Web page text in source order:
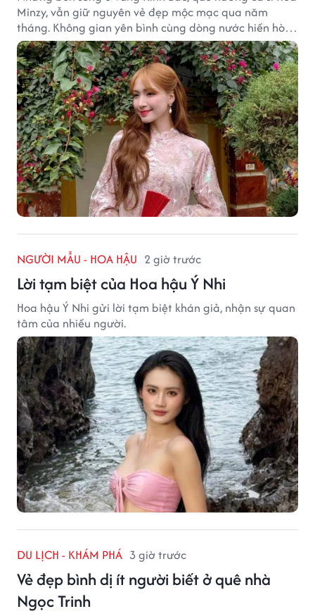
Minzy, vẫn giữ nguyên vẻ đẹp mộc mạc qua năm
tháng. Không gian yên bình cùng dòng nước hiền hòa
tạo nên một góc Bắc Ninh rất đáng để khám phá.
NGƯỜI MẪU - HOA HẬU 2 giờ trước
Lời tạm biệt của Hoa hậu Ý Nhi
Hoa hậu Ý Nhi gửi lời tạm biệt khán giả, nhận sự quan
tâm của nhiều người.
DU LỊCH - KHÁM PHÁ 3 giờ trước
Vẻ đẹp bình dị ít người biết ở quê nhà
Ngọc Trinh